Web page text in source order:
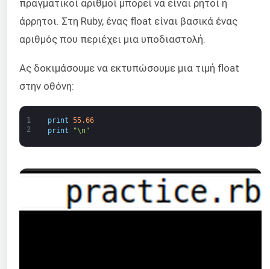
πραγματικοί αριθμοί μπορεί να είναι ρητοί ή
άρρητοι. Στη Ruby, ένας float είναι βασικά ένας
αριθμός που περιέχει μια υποδιαστολή.
Ας δοκιμάσουμε να εκτυπώσουμε μια τιμή float
στην οθόνη:
1
2
print 55.66
print
"\n"